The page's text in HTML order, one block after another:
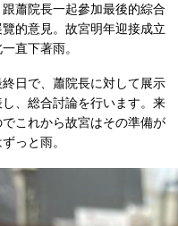
蕭院長一起參加最後的綜合
的意見。故宮明年迎接成立
直下著雨。
日で、蕭院長に対して展示
、総合討論を行います。来
これから故宮はその準備が
っと雨。